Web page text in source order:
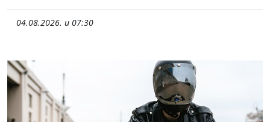
04.08.2026. u 07:30